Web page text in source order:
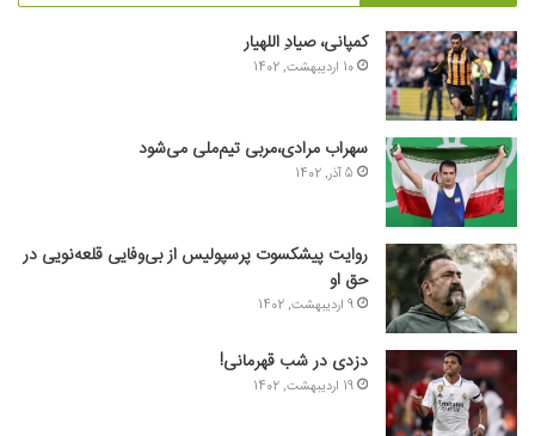
کمپانی، صیادِ اللهیار
10 اردیبهشت, 1402
سهراب مرادی،مربی تیم‌ملی می‌شود
5 آذر, 1402
روایت پیشکسوت پرسپولیس از بی‌وفایی قلعه‌نویی در
حق او
9 اردیبهشت, 1402
دزدی در شب قهرمانی!
19 اردیبهشت, 1402